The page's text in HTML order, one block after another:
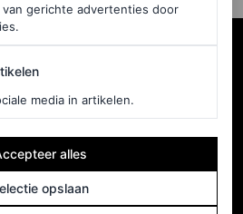
van gerichte advertenties door
media in artikelen.
alles
opslaan